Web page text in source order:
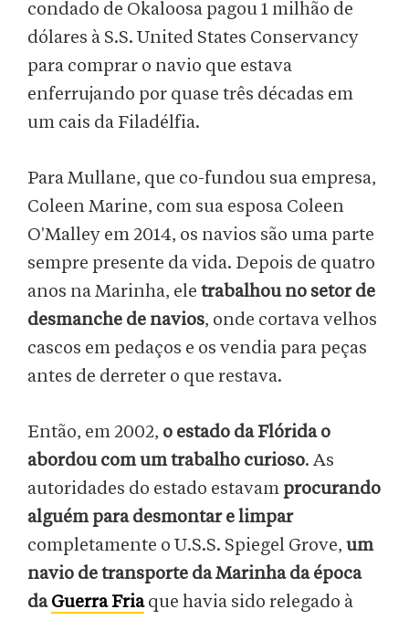
condado de Okaloosa pagou 1 milhão de
dólares à S.S. United States Conservancy
para comprar o navio que estava
enferrujando por quase três décadas em
um cais da Filadélfia.
Para Mullane, que co-fundou sua empresa,
Coleen Marine, com sua esposa Coleen
O'Malley em 2014, os navios são uma parte
sempre presente da vida. Depois de quatro
anos na Marinha, ele trabalhou no setor de
desmanche de navios, onde cortava velhos
cascos em pedaços e os vendia para peças
antes de derreter o que restava.
Então, em 2002, o estado da Flórida o
abordou com um trabalho curioso. As
autoridades do estado estavam procurando
alguém para desmontar e limpar
completamente o U.S.S. Spiegel Grove, um
navio de transporte da Marinha da época
daGuerra Friaque havia sido relegado à